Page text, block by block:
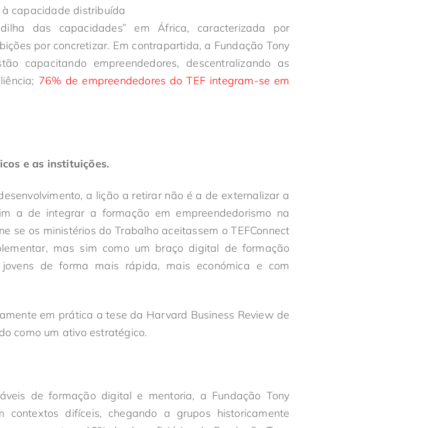
capacidade distribuída
das capacidades” em África, caracterizada por
por concretizar. Em contrapartida, a Fundação Tony
capacitando empreendedores, descentralizando as
76% de empreendedores do TEF integram-se em
e as instituições.
a lição a retirar não é a de externalizar a
a de integrar a formação em empreendedorismo na
se os ministérios do Trabalho aceitassem o TEFConnect
mas sim como um braço digital de formação
de forma mais rápida, mais económica e com
em prática a tese da Harvard Business Review de
como um ativo estratégico.
de formação digital e mentoria, a Fundação Tony
contextos difíceis, chegando a grupos historicamente